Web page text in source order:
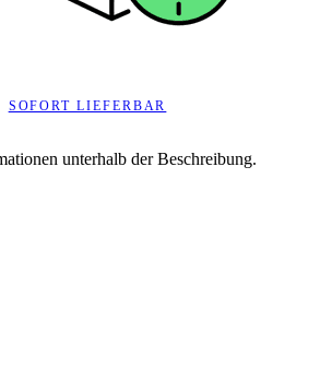
SOFORT LIEFERBAR
unterhalb der Beschreibung.